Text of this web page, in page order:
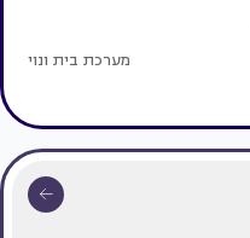
מערכת בית ונוי